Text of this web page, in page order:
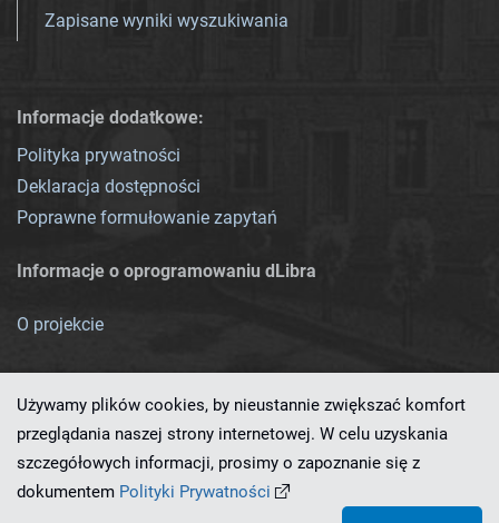
Zapisane wyniki wyszukiwania
Informacje dodatkowe:
Polityka prywatności
Deklaracja dostępności
Poprawne formułowanie zapytań
Informacje o oprogramowaniu dLibra
O projekcie
Ten serwis działa dzięki oprogramowaniu
Używamy plików cookies, by nieustannie zwiększać komfort
przeglądania naszej strony internetowej. W celu uzyskania
szczegółowych informacji, prosimy o zapoznanie się z
dokumentem Polityki Prywatności